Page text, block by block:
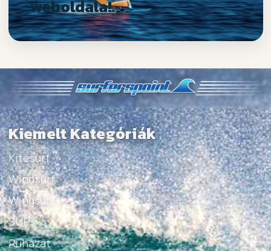
weboldala!
Kiemelt Kategóriák
Kitesurf
Windsurf
Wingsurf
SUP
Ruházat